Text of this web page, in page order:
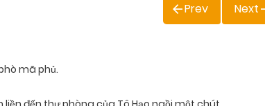
Prev Next
mã phủ.